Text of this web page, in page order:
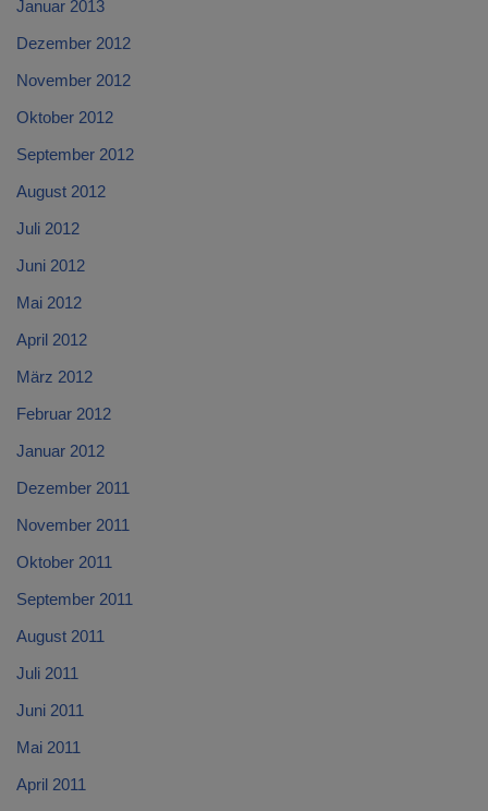
Januar 2013
Dezember 2012
November 2012
Oktober 2012
September 2012
August 2012
Juli 2012
Juni 2012
Mai 2012
April 2012
März 2012
Februar 2012
Januar 2012
Dezember 2011
November 2011
Oktober 2011
September 2011
August 2011
Juli 2011
Juni 2011
Mai 2011
April 2011